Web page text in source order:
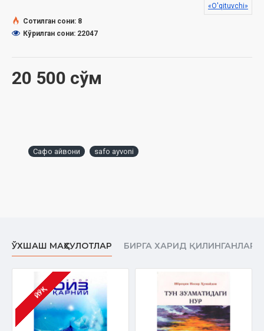
Ўлчами:
84х108 1/32
Муқоваси:
юмшоқ
20 500 сўм
«O'qituvchi»
Сотилган сони: 8
Кўрилган сони: 22047
Сафо айвони safo ayvoni
ЎХШАШ МАҲСУЛОТЛАР БИРГА ХАРИД ҚИЛИНГАНЛАР
ЙЎҚ